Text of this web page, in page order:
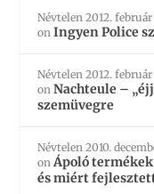
Névtelen 2012. február
onIngyen Police
Névtelen 2012. február
onNachteule –
szemüvegre
Névtelen 2010.
onÁpoló
és miért